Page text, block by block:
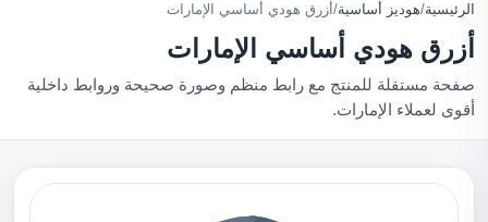
الرئيسية/هوديز أساسية/أزرق هودي أساسي الإمارات
أزرق هودي أساسي الإمارات
صفحة مستقلة للمنتج مع رابط منظم وصورة صحيحة وروابط داخلية
أقوى لعملاء الإمارات.